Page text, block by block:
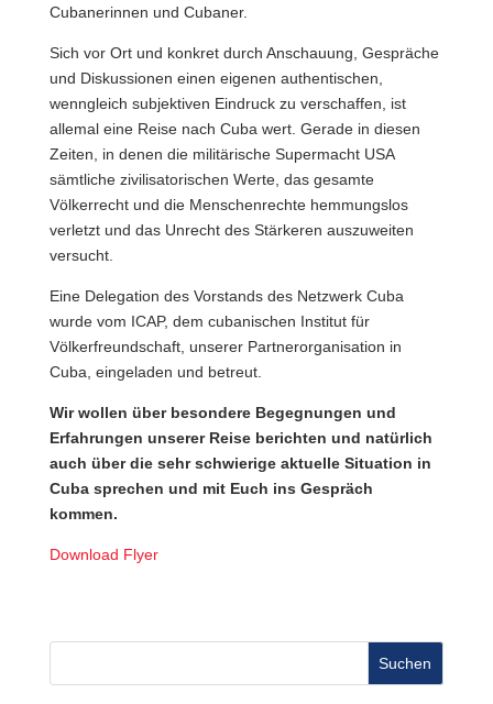
Cubanerinnen und Cubaner.
Sich vor Ort und konkret durch Anschauung, Gespräche
und Diskussionen einen eigenen authentischen,
wenngleich subjektiven Eindruck zu verschaffen, ist
allemal eine Reise nach Cuba wert. Gerade in diesen
Zeiten, in denen die militärische Supermacht USA
sämtliche zivilisatorischen Werte, das gesamte
Völkerrecht und die Menschenrechte hemmungslos
verletzt und das Unrecht des Stärkeren auszuweiten
versucht.
Eine Delegation des Vorstands des Netzwerk Cuba
wurde vom ICAP, dem cubanischen Institut für
Völkerfreundschaft, unserer Partnerorganisation in
Cuba, eingeladen und betreut.
Wir wollen über besondere Begegnungen und
Erfahrungen unserer Reise berichten und natürlich
auch über die sehr schwierige aktuelle Situation in
Cuba sprechen und mit Euch ins Gespräch
kommen.
Download Flyer
Suchen